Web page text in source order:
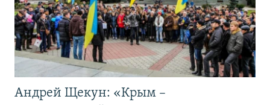
Андрей Щекун: «Крым –